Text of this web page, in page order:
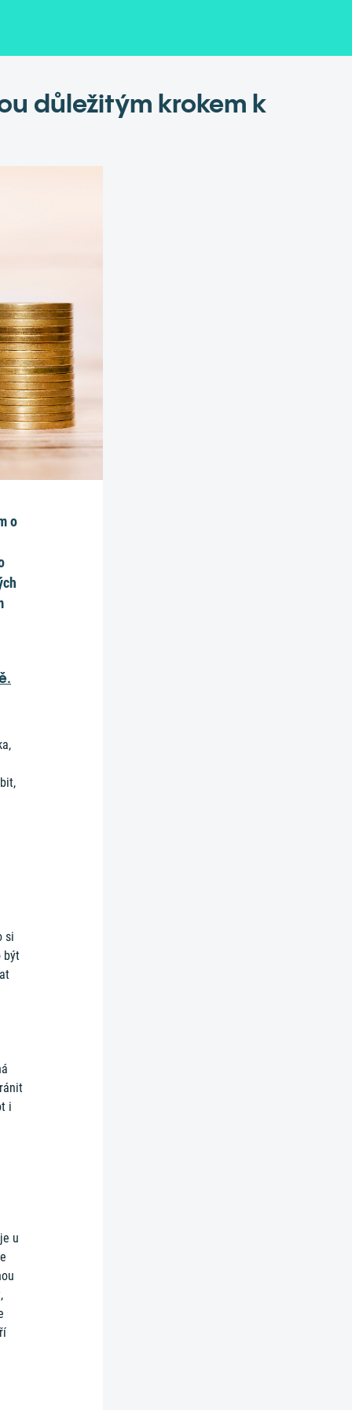
důležitým krokem k
o
si
být
i
u